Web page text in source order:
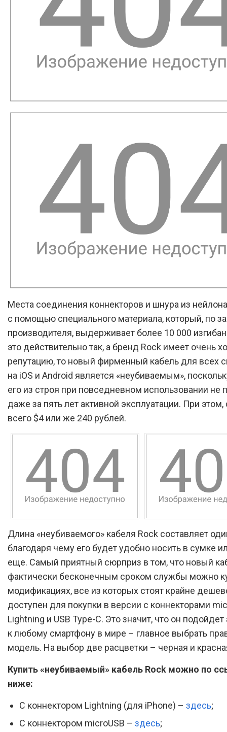
Места соединения коннекторов и шнура из
с помощью специального материала, который, по
производителя, выдерживает более 10 000
это действительно так, а бренд Rock имеет очень
репутацию, то новый фирменный кабель для всех
на iOS и Android является «неубиваемым»,
его из строя при повседневном использовании не
даже за пять лет активной эксплуатации. При этом,
всего $4 или же 240 рублей.
Длина «неубиваемого» кабеля Rock составляет
благодаря чему его будет удобно носить в сумке
еще. Самый приятный сюрприз в том, что новый
фактически бесконечным сроком службы можно
модификациях, все из которых стоят крайне
доступен для покупки в версии с коннекторами
Lightning и USB Type-C. Это значит, что он
к любому смартфону в мире – главное выбрать
модель. На выбор две расцветки – черная и
Купить «неубиваемый» кабель Rock можно по
ниже:
С коннектором Lightning (для iPhone) – здесь;
С коннектором microUSB – здесь;